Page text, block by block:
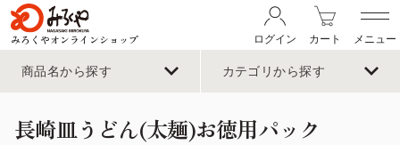
みろくやオンラインショップ ログイン カート メニュー
商品名から探す カテゴリから探す
長崎皿うどん(太麺)お徳用パック